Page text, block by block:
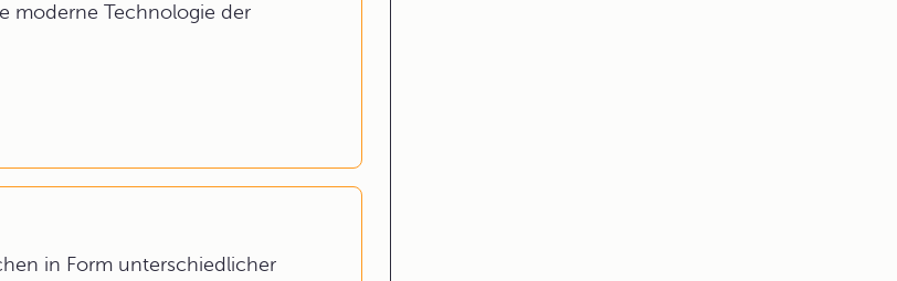
moderne Technologie der
in Form unterschiedlicher